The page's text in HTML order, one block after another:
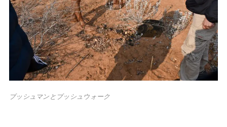
ブッシュマンとブッシュウォーク